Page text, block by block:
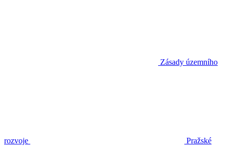
Zásady územního
rozvoje Pražské